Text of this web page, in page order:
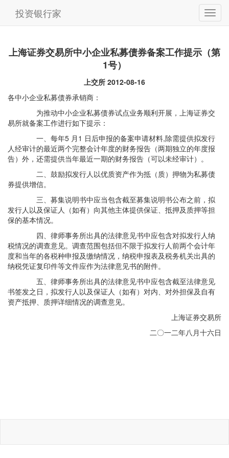
投资银行家
上海证券交易所中小企业私募债券备案工作提示（第
1号）
上交所 2012-08-16
各中小企业私募债券承销商：
为推动中小企业私募债券试点业务顺利开展，上海证券交
易所就备案工作进行如下提示：
一、每年5 月1 日后申报的备案申请材料,除需提供拟发行
人经审计的最近两个完整会计年度的财务报告（两期独立的年度报
告）外，还需提供当年最近一期的财务报告（可以未经审计）。
二、鼓励拟发行人以优质资产作为抵（质）押物为私募债
券提供增信。
三、募集说明书中应当包含截至募集说明书公布之前，拟
发行人以及保证人（如有）向其他主体提供保证、抵押及质押等担
保的基本情况。
四、律师事务所出具的法律意见书中应包含对拟发行人纳
税情况的调查意见。调查范围包括但不限于拟发行人前两个会计年
度和当年的各税种申报及缴纳情况，纳税申报表及税务机关出具的
纳税凭证复印件等文件应作为法律意见书的附件。
五、律师事务所出具的法律意见书中应包含截至法律意见
书签发之日，拟发行人以及保证人（如有）对内、对外担保及自有
资产抵押、质押详细情况的调查意见。
上海证券交易所
二〇一二年八月十六日